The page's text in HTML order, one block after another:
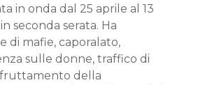
in onda dal 25 aprile al 13
seconda serata. Ha
di mafie, caporalato,
sulle donne, traffico di
della